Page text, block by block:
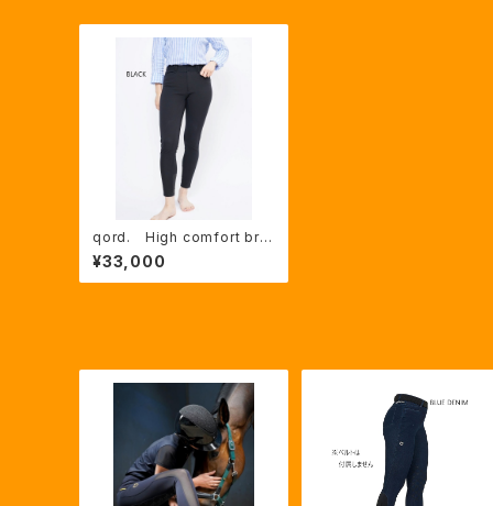
qord. High comfort bre
eches
¥33,000